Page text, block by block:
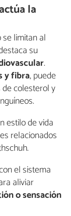
la
limitan al
su
.
y fibra, puede
colesterol y
estilo de vida
relacionados
el sistema
aliviar
o sensación